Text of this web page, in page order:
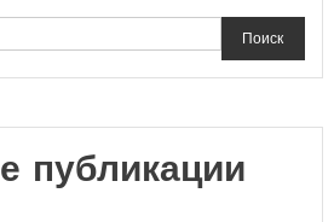
Поиск
публикации